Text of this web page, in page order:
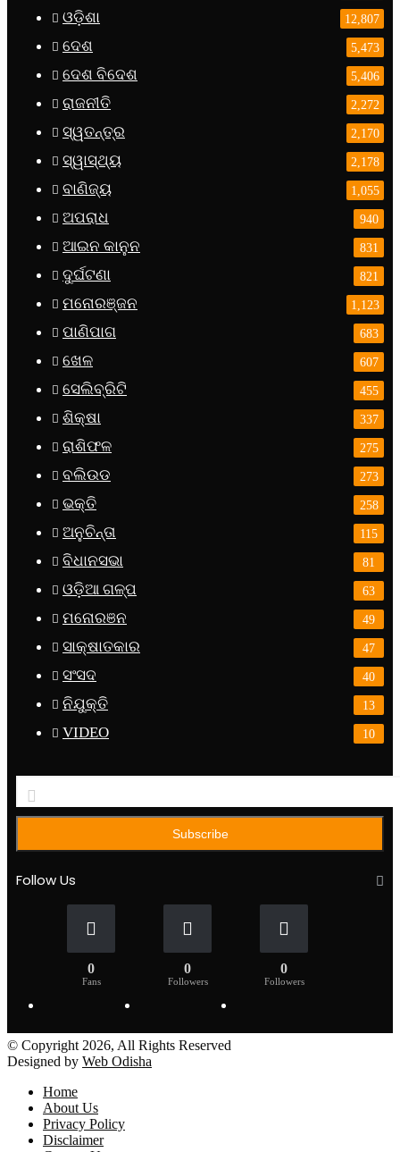
ଓଡ଼ିଶା 12,807
ଦେଶ 5,473
ଦେଶ ବିଦେଶ 5,406
ରାଜନୀତି 2,272
ସ୍ୱତନ୍ତ୍ର 2,170
ସ୍ୱାସ୍ଥ୍ୟ 2,178
ବାଣିଜ୍ୟ 1,055
ଅପରାଧ 940
ଆଇନ କାନୁନ 831
ଦୁର୍ଘଟଣା 821
ମନୋରଞ୍ଜନ 1,123
ପାଣିପାଗ 683
ଖେଳ 607
ସେଲିବ୍ରିଟି 455
ଶିକ୍ଷା 337
ରାଶିଫଳ 275
ବଲିଉଡ 273
ଭକ୍ତି 258
ଅନୁଚିନ୍ତା 115
ବିଧାନସଭା 81
ଓଡ଼ିଆ ଗଳ୍ପ 63
ମନୋରଞନ 49
ସାକ୍ଷାତକାର 47
ସଂସଦ 40
ନିଯୁକ୍ତି 13
VIDEO 10
your
Email
Follow Us
0
Fans
0
Followers
0
Followers
© Copyright 2026, All Rights Reserved
Designed by Web Odisha
Home
About Us
Privacy Policy
Disclaimer